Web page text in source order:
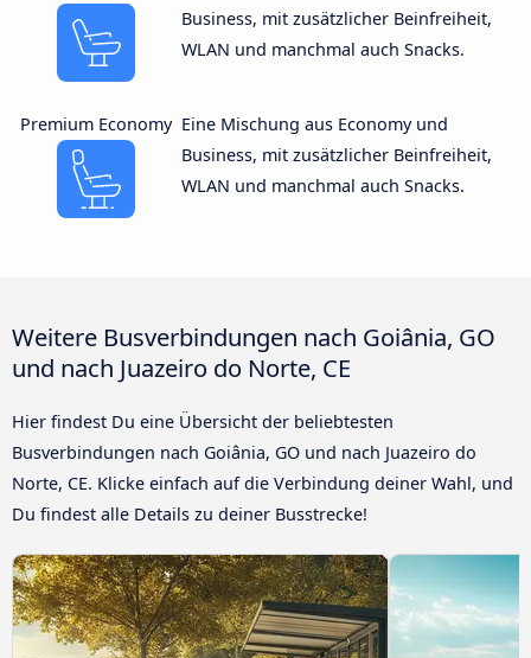
Business, mit zusätzlicher Beinfreiheit,
WLAN und manchmal auch Snacks.
Premium Economy Eine Mischung aus Economy und
Business, mit zusätzlicher Beinfreiheit,
WLAN und manchmal auch Snacks.
Weitere Busverbindungen nach Goiânia, GO
und nach Juazeiro do Norte, CE
Hier findest Du eine Übersicht der beliebtesten
Busverbindungen nach Goiânia, GO und nach Juazeiro do
Norte, CE. Klicke einfach auf die Verbindung deiner Wahl, und
Du findest alle Details zu deiner Busstrecke!